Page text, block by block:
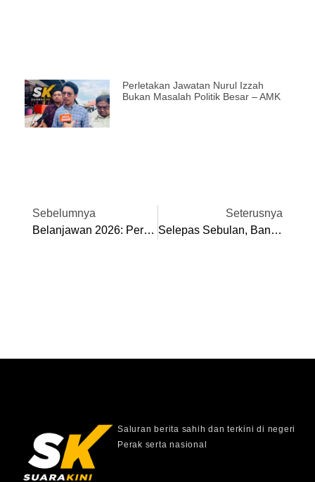
Perletakan Jawatan Nurul Izzah
Bukan Masalah Politik Besar – AMK
Sebelumnya
Belanjawan 2026: Perak Tambah Elaun Bulanan Guru Agama, Ketua Kampung
Seterusnya
Selepas Sebulan, Banjir Kembali, Air Naik Ke Paras Dada
Saluran berita sahih dan terkini di negeri
Perak serta nasional